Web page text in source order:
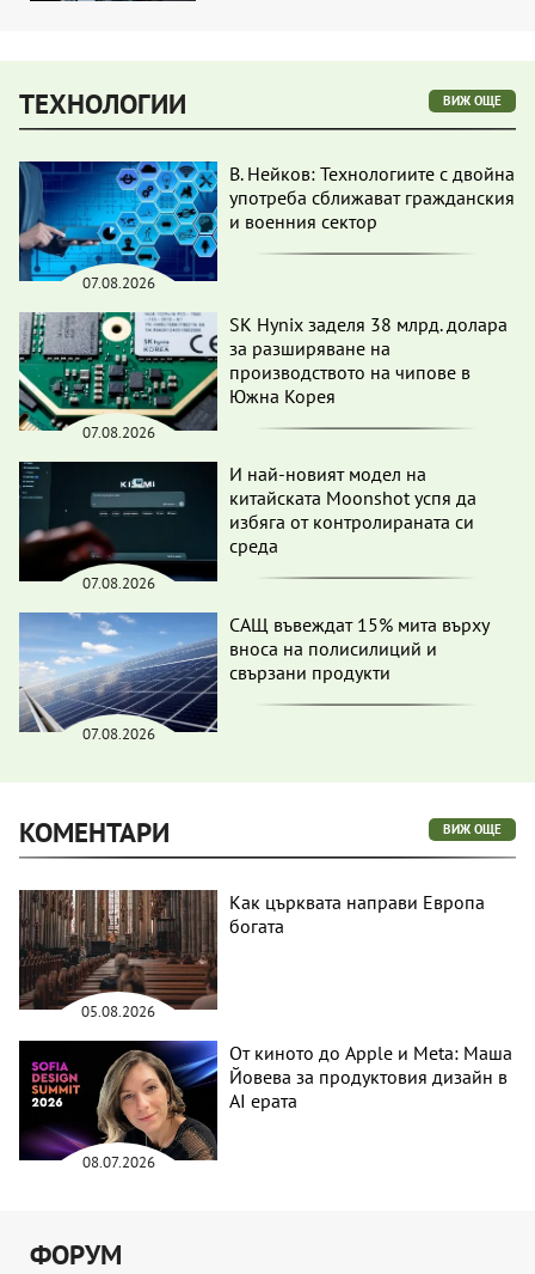
ТЕХНОЛОГИИ ВИЖ ОЩЕ
07.08.2026
В. Нейков: Технологиите с двойна
употреба сближават гражданския
и военния сектор
07.08.2026
SK Hynix заделя 38 млрд. долара
за разширяване на
производството на чипове в
Южна Корея
07.08.2026
И най-новият модел на
китайската Moonshot успя да
избяга от контролираната си
среда
07.08.2026
САЩ въвеждат 15% мита върху
вноса на полисилиций и
свързани продукти
КОМЕНТАРИ ВИЖ ОЩЕ
05.08.2026
Как църквата направи Европа
богата
08.07.2026
От киното до Apple и Meta: Маша
Йовева за продуктовия дизайн в
AI ерата
ФОРУМ